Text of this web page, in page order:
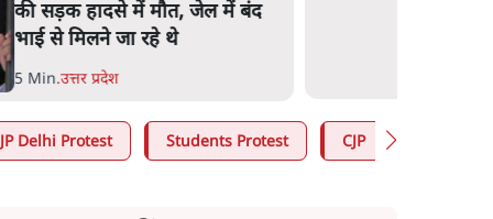
की सड़क हादसे में मौत, जेल में बंद
भाई से मिलने जा रहे थे
5 Min.उत्तर प्रदेश
Delhi Protest Students Protest CJP